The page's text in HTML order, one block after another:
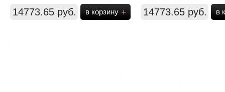
14773.65 руб. в корзину 14773.65 руб. в